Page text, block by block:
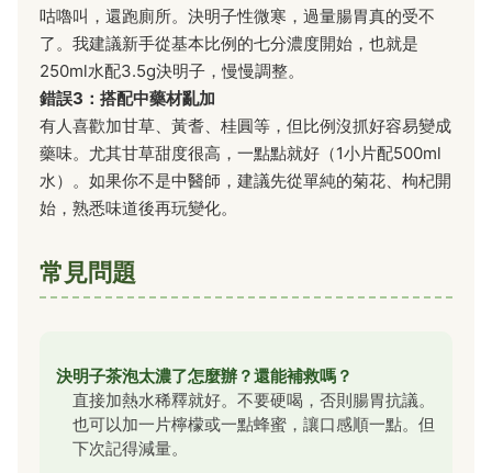
咕嚕叫，還跑廁所。決明子性微寒，過量腸胃真的受不
了。我建議新手從基本比例的七分濃度開始，也就是
250ml水配3.5g決明子，慢慢調整。
錯誤3：搭配中藥材亂加
有人喜歡加甘草、黃耆、桂圓等，但比例沒抓好容易變成
藥味。尤其甘草甜度很高，一點點就好（1小片配500ml
水）。如果你不是中醫師，建議先從單純的菊花、枸杞開
始，熟悉味道後再玩變化。
常見問題
決明子茶泡太濃了怎麼辦？還能補救嗎？
直接加熱水稀釋就好。不要硬喝，否則腸胃抗議。
也可以加一片檸檬或一點蜂蜜，讓口感順一點。但
下次記得減量。